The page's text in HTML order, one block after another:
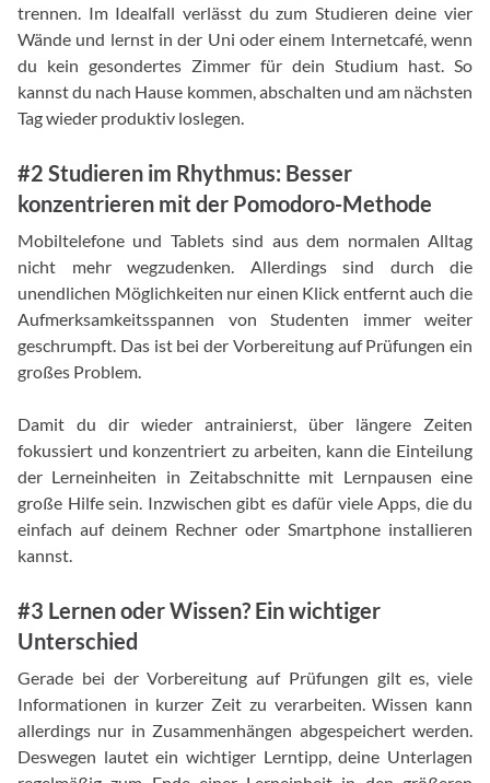
trennen. Im Idealfall verlässt du zum Studieren deine vier
Wände und lernst in der Uni oder einem Internetcafé, wenn
du kein gesondertes Zimmer für dein Studium hast. So
kannst du nach Hause kommen, abschalten und am nächsten
Tag wieder produktiv loslegen.
#2 Studieren im Rhythmus: Besser
konzentrieren mit der Pomodoro-Methode
Mobiltelefone und Tablets sind aus dem normalen Alltag
nicht mehr wegzudenken. Allerdings sind durch die
unendlichen Möglichkeiten nur einen Klick entfernt auch die
Aufmerksamkeitsspannen von Studenten immer weiter
geschrumpft. Das ist bei der Vorbereitung auf Prüfungen ein
großes Problem.
Damit du dir wieder antrainierst, über längere Zeiten
fokussiert und konzentriert zu arbeiten, kann die Einteilung
der Lerneinheiten in Zeitabschnitte mit Lernpausen eine
große Hilfe sein. Inzwischen gibt es dafür viele Apps, die du
einfach auf deinem Rechner oder Smartphone installieren
kannst.
#3 Lernen oder Wissen? Ein wichtiger
Unterschied
Gerade bei der Vorbereitung auf Prüfungen gilt es, viele
Informationen in kurzer Zeit zu verarbeiten. Wissen kann
allerdings nur in Zusammenhängen abgespeichert werden.
Deswegen lautet ein wichtiger Lerntipp, deine Unterlagen